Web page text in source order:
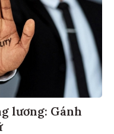
lương: Gánh